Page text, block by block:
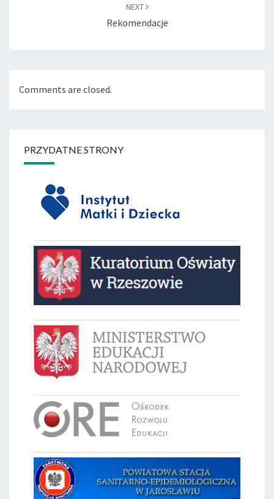
NEXT
Rekomendacje
Comments are closed.
PRZYDATNE STRONY